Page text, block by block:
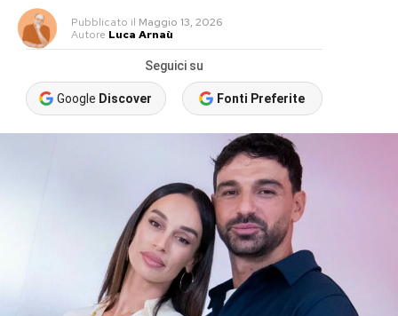
Pubblicato il Maggio 13, 2026
Autore Luca Arnaù
Seguici su
Google Discover Fonti Preferite